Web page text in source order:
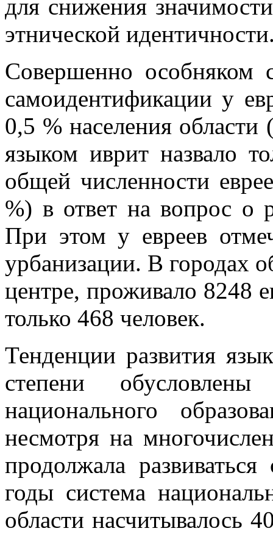
для снижения
этнической
Совершенно особняком
самоидентификации у
0,5 % населения
языком иврит назвало
общей численности
%) в ответ на вопрос о
При этом у евреев
урбанизации. В городах
центре, проживало 8248
только 468 человек.
Тенденции развития
степени
национального
несмотря на
продолжала
годы система
области насчитывалось